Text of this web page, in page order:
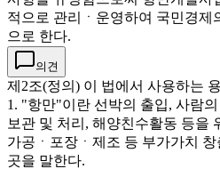
적으로 관리ㆍ운영하여 국민경제
으로 한다.
의견
제2조(정의) 이 법에서 사용하는
1. "항만"이란 선박의 출입, 사람
보관 및 처리, 해양친수활동 등을
가공ㆍ포장ㆍ제조 등 부가가치
곳을 말한다.